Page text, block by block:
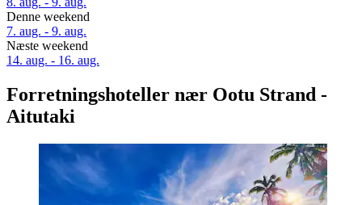
Denne weekend
7. aug. - 9. aug.
Næste weekend
14. aug. - 16. aug.
Forretningshoteller nær Ootu Strand -
Aitutaki